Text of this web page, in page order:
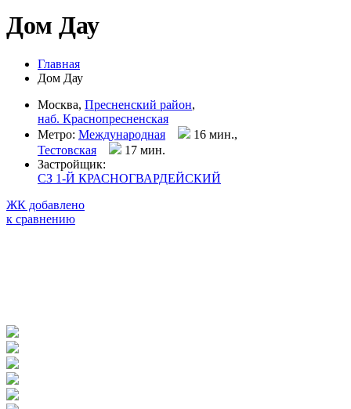
Дом Дау
Главная
Дом Дау
Москва, Пресненский район,
наб. Краснопресненская
Метро: Международная
16 мин.,
Тестовская
17 мин.
Застройщик:
СЗ 1-Й КРАСНОГВАРДЕЙСКИЙ
ЖК добавлено
к сравнению